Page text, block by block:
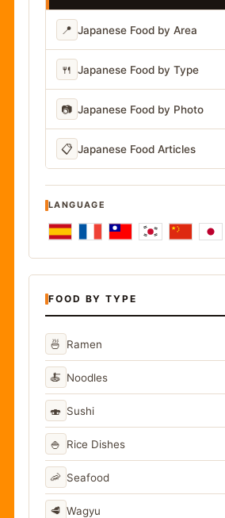
📍 Japanese Food by Area
🍴 Japanese Food by Type
📷 Japanese Food by Photo
📋 Japanese Food Articles
LANGUAGE
FOOD BY TYPE
🍜 Ramen
🍝 Noodles
🍣 Sushi
🍚 Rice Dishes
🦐 Seafood
🥩 Wagyu